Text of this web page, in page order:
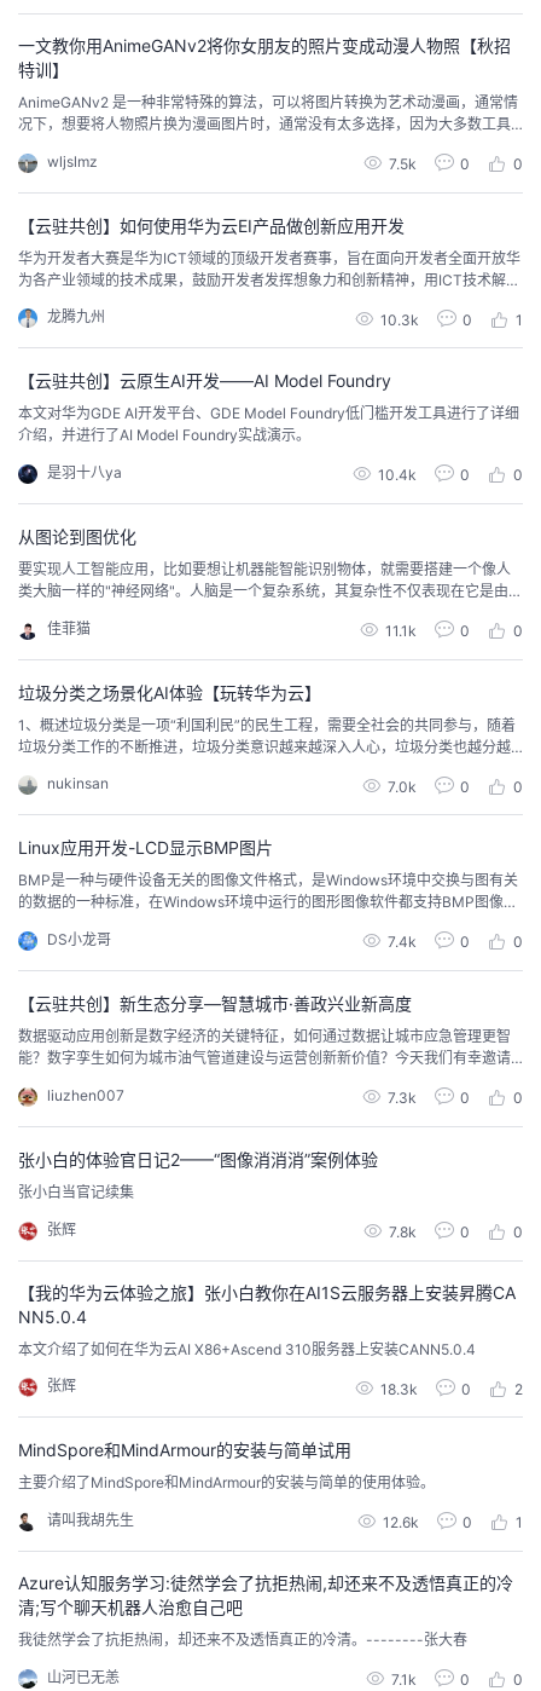
一文教你用AnimeGANv2将你女朋友的照片变成动漫人物照【秋招
特训】
AnimeGANv2 是一种非常特殊的算法，可以将图片转换为艺术动漫画，通常情
况下，想要将人物照片换为漫画图片时，通常没有太多选择，因为大多数工具
个算法无需花费太多时间就可以生成漂亮的动漫图片。 一、AnimeGANv2Anim
eGANv2是AnimeGAN 的改进版本，之前的AnimeGAN有很多问题，比如模
wljslmz 7.5k 0 0
【云驻共创】如何使用华为云EI产品做创新应用开发
华为开发者大赛是华为ICT领域的顶级开发者赛事，旨在面向开发者全面开放华
为各产业领域的技术成果，鼓励开发者发挥想象力和创新精神，用ICT技术解决
大家分享《如何使用华为云EI产品做创新应用开发》这一主题。本次主要介绍了
ModelArts一站式AI开发平台的使用，AI Gallery，AI应用框架ModelBox的使用
龙腾九州 10.3k 0 1
【云驻共创】云原生AI开发——AI Model Foundry
本文对华为GDE AI开发平台、GDE Model Foundry低门槛开发工具进行了详细
介绍，并进行了AI Model Foundry实战演示。
是羽十八ya 10.4k 0 0
从图论到图优化
要实现人工智能应用，比如要想让机器能智能识别物体，就需要搭建一个像人
类大脑一样的"神经网络"。人脑是一个复杂系统，其复杂性不仅表现在它是由上
以多重前馈和反馈,在分布上以会聚和发散等多种形式,形成一个极其复杂的网络
结构。
佳菲猫 11.1k 0 0
垃圾分类之场景化AI体验【玩转华为云】
1、概述垃圾分类是一项“利国利民”的民生工程，需要全社会的共同参与，随着
垃圾分类工作的不断推进，垃圾分类意识越来越深入人心，垃圾分类也越分越
耗力。而利用AI技术进行垃圾分类，可实现垃圾快速分拣，减少人类劳力的优
势。智能化分拣可用在居民投递的垃圾箱终端设备上，利用训练垃圾的检测模
nukinsan 7.0k 0 0
Linux应用开发-LCD显示BMP图片
BMP是一种与硬件设备无关的图像文件格式，是Windows环境中交换与图有关
的数据的一种标准，在Windows环境中运行的图形图像软件都支持BMP图像格
片的画质是最原始的。
DS小龙哥 7.4k 0 0
【云驻共创】新生态分享—智慧城市·善政兴业新高度
数据驱动应用创新是数字经济的关键特征，如何通过数据让城市应急管理更智
能？数字孪生如何为城市油气管道建设与运营创新新价值？今天我们有幸邀请
家探讨数字技术赋能智慧城市再升级的话题。
liuzhen007 7.3k 0 0
张小白的体验官日记2——“图像消消消”案例体验
张小白当官记续集
张辉 7.8k 0 0
【我的华为云体验之旅】张小白教你在AI1S云服务器上安装昇腾CA
NN5.0.4
本文介绍了如何在华为云AI X86+Ascend 310服务器上安装CANN5.0.4
张辉 18.3k 0 2
MindSpore和MindArmour的安装与简单试用
主要介绍了MindSpore和MindArmour的安装与简单的使用体验。
请叫我胡先生 12.6k 0 1
Azure认知服务学习:徒然学会了抗拒热闹,却还来不及透悟真正的冷
清;写个聊天机器人治愈自己吧
我徒然学会了抗拒热闹，却还来不及透悟真正的冷清。--------张大春
山河已无恙 7.1k 0 0